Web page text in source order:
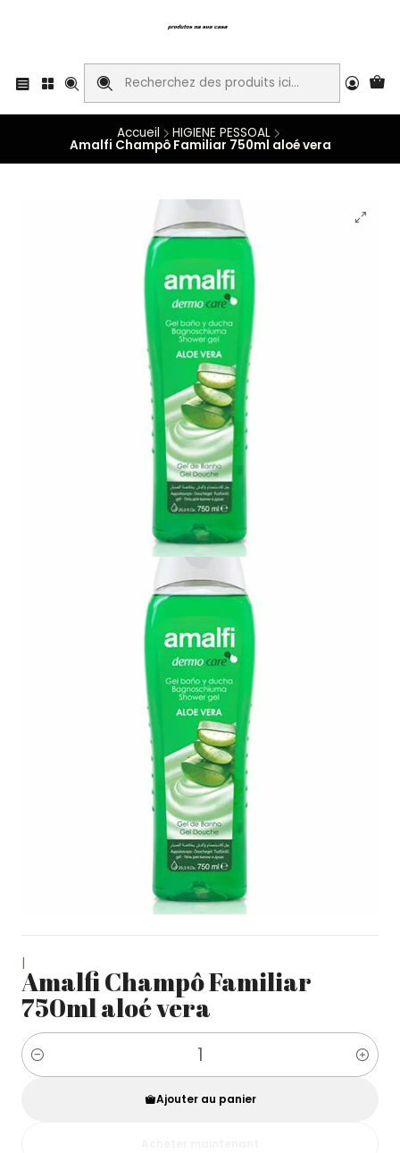
Accueil HIGIENE PESSOAL
Amalfi Champô Familiar 750ml aloé vera
|
Amalfi Champô Familiar
750ml aloé vera
Quantité
Ajouter au panier